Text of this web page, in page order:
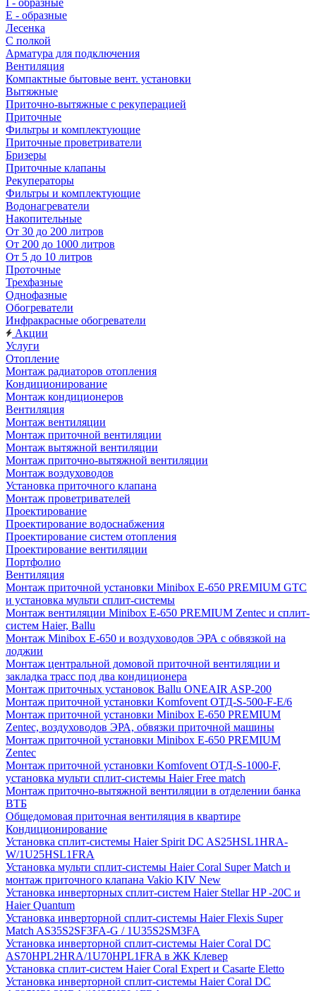
I - образные
E - образные
Лесенка
С полкой
Арматура для подключения
Вентиляция
Компактные бытовые вент. установки
Вытяжные
Приточно-вытяжные с рекуперацией
Приточные
Фильтры и комплектующие
Приточные проветриватели
Бризеры
Приточные клапаны
Рекуператоры
Фильтры и комплектующие
Водонагреватели
Накопительные
От 30 до 200 литров
От 200 до 1000 литров
От 5 до 10 литров
Проточные
Трехфазные
Однофазные
Обогреватели
Инфракрасные обогреватели
Акции
Услуги
Отопление
Монтаж радиаторов отопления
Кондиционирование
Монтаж кондиционеров
Вентиляция
Монтаж вентиляции
Монтаж приточной вентиляции
Монтаж вытяжной вентиляции
Монтаж приточно-вытяжной вентиляции
Монтаж воздуховодов
Установка приточного клапана
Монтаж проветривателей
Проектирование
Проектирование водоснабжения
Проектирование систем отопления
Проектирование вентиляции
Портфолио
Вентиляция
Монтаж приточной установки Minibox E-650 PREMIUM GTC
и установка мульти сплит-системы
Монтаж вентиляции Minibox E-650 PREMIUM Zentec и сплит-
систем Haier, Ballu
Монтаж Minibox E-650 и воздуховодов ЭРА с обвязкой на
лоджии
Монтаж центральной домовой приточной вентиляции и
закладка трасс под два кондиционера
Монтаж приточных установок Ballu ONEAIR ASP-200
Монтаж приточной установки Komfovent ОТД-S-500-F-E/6
Монтаж приточной установки Minibox E-650 PREMIUM
Zentec, воздуховодов ЭРА, обвязки приточной машины
Монтаж приточной установки Minibox E-650 PREMIUM
Zentec
Монтаж приточной установки Komfovent ОТД-S-1000-F,
установка мульти сплит-системы Haier Free match
Монтаж приточно-вытяжной вентиляции в отделении банка
ВТБ
Общедомовая приточная вентиляция в квартире
Кондиционирование
Установка сплит-системы Haier Spirit DC AS25HSL1HRA-
W/1U25HSL1FRA
Установка мульти сплит-системы Haier Coral Super Match и
монтаж приточного клапана Vakio KIV New
Установка инверторных сплит-систем Haier Stellar HP -20С и
Haier Quantum
Установка инверторной сплит-системы Haier Flexis Super
Match AS35S2SF3FA-G / 1U35S2SM3FA
Установка инверторной сплит-системы Haier Coral DC
AS70HPL2HRA/1U70HPL1FRA в ЖК Клевер
Установка сплит-систем Haier Coral Expert и Casarte Eletto
Установка инверторной сплит-системы Haier Coral DC